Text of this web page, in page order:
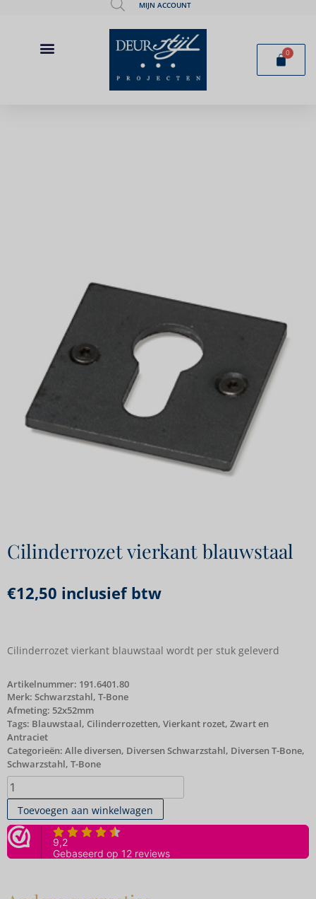
MIJN ACCOUNT
0
Cilinderrozet vierkant blauwstaal
€12,50 inclusief btw
Cilinderrozet vierkant blauwstaal wordt per stuk geleverd
Artikelnummer: 191.6401.80
Merk: Schwarzstahl, T-Bone
Afmeting: 52x52mm
Tags: Blauwstaal, Cilinderrozetten, Vierkant rozet, Zwart en
Antraciet
Categorieën: Alle diversen, Diversen Schwarzstahl, Diversen T-Bone,
Schwarzstahl, T-Bone
Toevoegen aan winkelwagen